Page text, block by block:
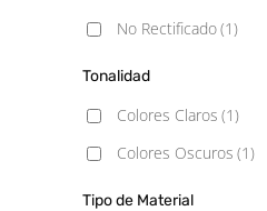
No Rectificado(1)
Tonalidad
Colores Claros (1)
Colores Oscuros (1)
Tipo de Material